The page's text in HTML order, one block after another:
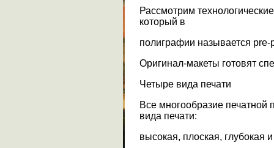
Рассмотрим
который в
полиграфии называется pre-
Оригинал-макеты готовят
Четыре вида печати
Все многообразие печатной
вида печати:
высокая, плоская, глубокая